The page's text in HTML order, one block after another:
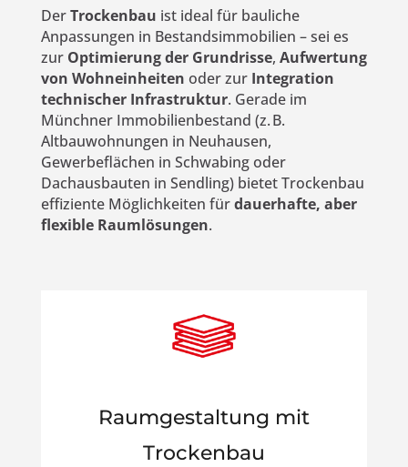
DerTrockenbau ist ideal für bauliche
Anpassungen in Bestandsimmobilien – sei es
zur Optimierung der Grundrisse, Aufwertung
von Wohneinheiten oder zur Integration
technischer Infrastruktur. Gerade im
Münchner Immobilienbestand (z. B.
Altbauwohnungen in Neuhausen,
Gewerbeflächen in Schwabing oder
Dachausbauten in Sendling) bietet Trockenbau
effiziente Möglichkeiten fürdauerhafte, aber
flexible Raumlösungen.
Raumgestaltung mit
Trockenbau